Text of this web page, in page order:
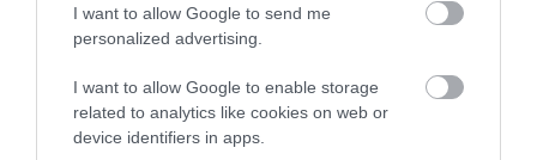
I want to allow Google to send me
personalized advertising.
I want to allow Google to enable storage
related to analytics like cookies on web or
device identifiers in apps.
„NEM TETTÜNK NYOMÁST A FIUNKRA”
– EGY EGRI CSALÁD TÖRTÉNE...
2026. augusztus 06
ÚJ HŰTŐRENDSZER A MARKHOT
FERENC KÓRHÁZBAN: TÖBB MINT 70 ...